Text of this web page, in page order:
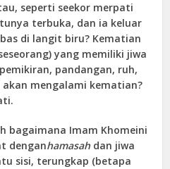
seperti seekor merpati
terbuka, dan ia keluar
di langit biru? Kematian
yang memiliki jiwa
pandangan, ruh,
mengalami kematian?
bagaimana Imam Khomeini
denganhamasah dan jiwa
sisi, terungkap (betapa